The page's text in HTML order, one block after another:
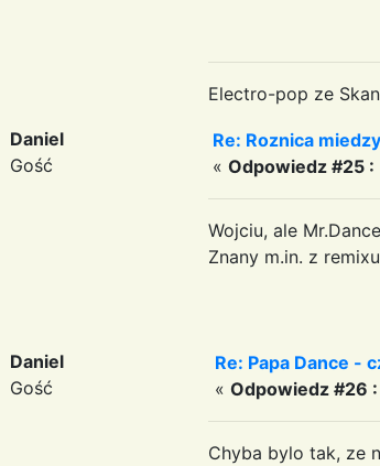
Electro-pop ze
Daniel
Gość
Re: Roznica
« Odpowiedz #25 :
Wojciu, ale
Znany m.in. z
Daniel
Gość
Re: Papa Dance -
« Odpowiedz #26 :
Chyba bylo tak, ze